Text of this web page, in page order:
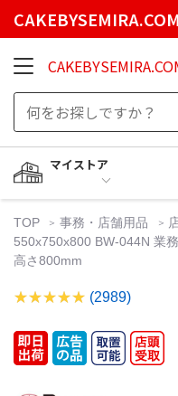
CAKEBYSEMIRA.COM
マイストア
TOP 事務・店舗用品
550x750x800 BW-044N 業
高さ800mm
(2989)